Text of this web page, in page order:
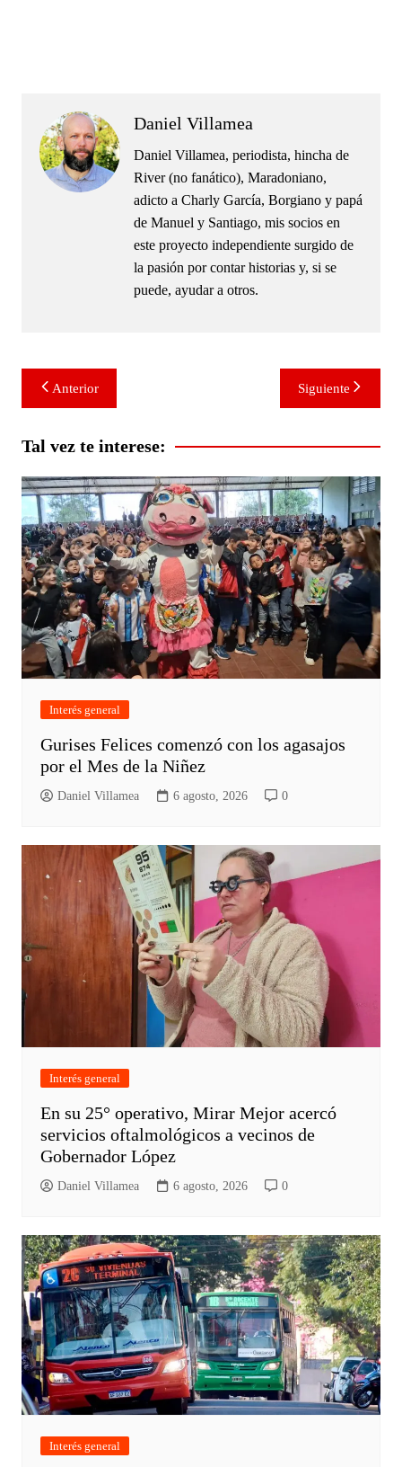
Daniel Villamea
Daniel Villamea, periodista, hincha de
River (no fanático), Maradoniano,
adicto a Charly García, Borgiano y papá
de Manuel y Santiago, mis socios en
este proyecto independiente surgido de
la pasión por contar historias y, si se
puede, ayudar a otros.
Navegación
de
entradas
Anterior Siguiente
Tal vez te interese:
Interés general
Gurises Felices comenzó con los agasajos
por el Mes de la Niñez
Daniel Villamea 6 agosto, 2026 0
Interés general
En su 25° operativo, Mirar Mejor acercó
servicios oftalmológicos a vecinos de
Gobernador López
Daniel Villamea 6 agosto, 2026 0
Interés general